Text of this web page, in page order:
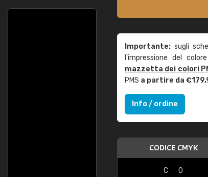
Importante: sugli
l'impressione del
mazzetta dei colori
PMS a partire da
Info / ordine
CODICE CMYK
C
0